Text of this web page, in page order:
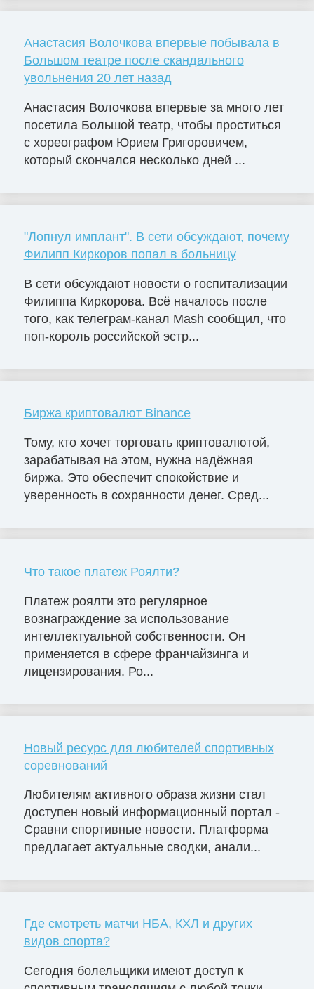
Анастасия Волочкова впервые побывала в
Большом театре после скандального
увольнения 20 лет назад
Анастасия Волочкова впервые за много лет
посетила Большой театр, чтобы проститься
с хореографом Юрием Григоровичем,
который скончался несколько дней ...
"Лопнул имплант". В сети обсуждают, почему
Филипп Киркоров попал в больницу
В сети обсуждают новости о госпитализации
Филиппа Киркорова. Всё началось после
того, как телеграм-канал Mash сообщил, что
поп-король российской эстр...
Биржа криптовалют Binance
Тому, кто хочет торговать криптовалютой,
зарабатывая на этом, нужна надёжная
биржа. Это обеспечит спокойствие и
уверенность в сохранности денег. Сред...
Что такое платеж Роялти?
Платеж роялти это регулярное
вознаграждение за использование
интеллектуальной собственности. Он
применяется в сфере франчайзинга и
лицензирования. Ро...
Новый ресурс для любителей спортивных
соревнований
Любителям активного образа жизни стал
доступен новый информационный портал -
Сравни спортивные новости. Платформа
предлагает актуальные сводки, анали...
Где смотреть матчи НБА, КХЛ и других
видов спорта?
Сегодня болельщики имеют доступ к